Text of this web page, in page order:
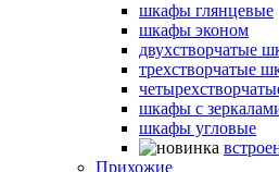
шкафы глянцевые
шкафы эконом
двухстворчатые
трехстворчатые
шкафы с
шкафы угловые
Прихожие